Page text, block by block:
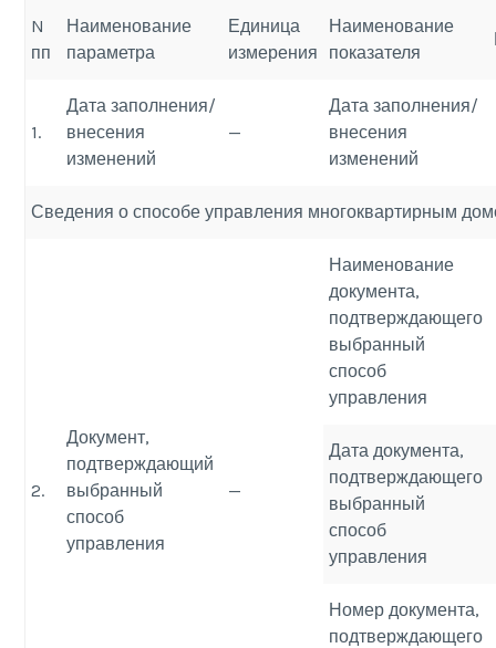
N
пп
Наименование
параметра
Единица
измерения
Наименование
показателя
1.
Дата заполнения/
внесения
изменений
—
Дата заполнения/
внесения
изменений
Сведения о способе управления многоквартирным
2.
Документ,
подтверждающий
выбранный
способ
управления
—
Наименование
документа,
подтверждающего
выбранный
способ
управления
Дата документа,
подтверждающего
выбранный
способ
управления
Номер документа,
подтверждающего